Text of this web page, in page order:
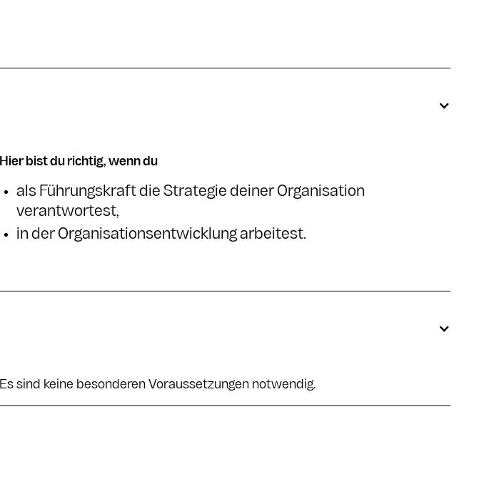
Hier bist du richtig, wenn du
als Führungskraft die Strategie deiner Organisation
verantwortest,
in der Organisationsentwicklung arbeitest.
Es sind keine besonderen Voraussetzungen notwendig.